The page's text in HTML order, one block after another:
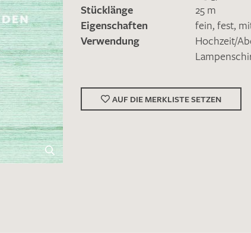
Merkliste / Musteranfrage
IHRE KONTAKTDATEN
Stücklänge
25 m
Eigenschaften
fein, fest,
Verwendung
Hochzeit/
AUF DIE MERKLISTE SETZEN